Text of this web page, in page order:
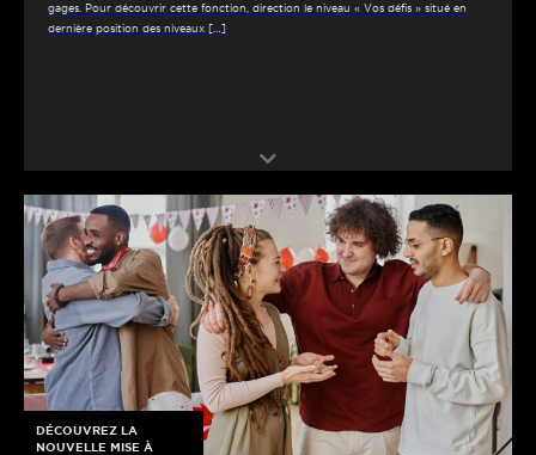
gages. Pour découvrir cette fonction, direction le niveau « Vos défis » situé en
dernière position des niveaux […]
DÉCOUVREZ LA
NOUVELLE MISE À